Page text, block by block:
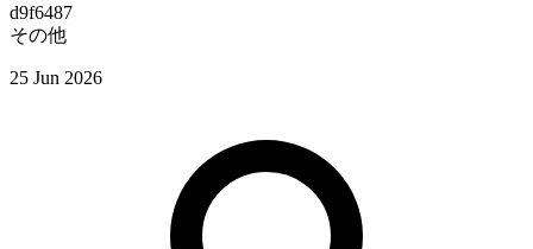
d9f6487
その他
25 Jun 2026